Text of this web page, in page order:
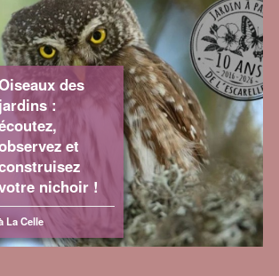
des
jardins :
et
nichoir !
La Celle